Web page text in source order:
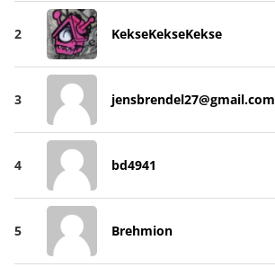
2 KekseKekseKekse
3 jensbrendel27@gmail.com
4 bd4941
5 Brehmion